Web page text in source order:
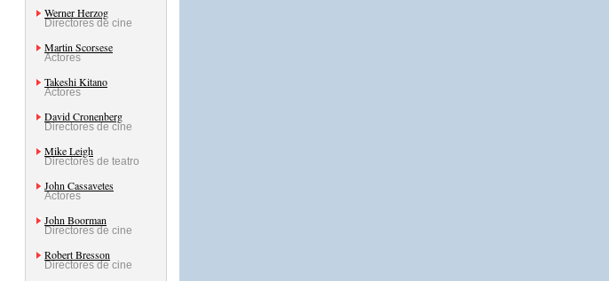
Werner Herzog
Directores de cine
Martin Scorsese
Actores
Takeshi Kitano
Actores
David Cronenberg
Directores de cine
Mike Leigh
Directores de teatro
John Cassavetes
Actores
John Boorman
Directores de cine
Robert Bresson
Directores de cine